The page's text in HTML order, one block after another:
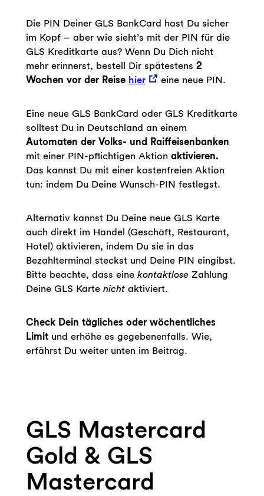
Die PIN Deiner GLS BankCard hast Du sicher
im Kopf – aber wie sieht’s mit der PIN für die
GLS Kreditkarte aus? Wenn Du Dich nicht
mehr erinnerst, bestell Dir spätestens 2
Wochen vor der Reise hier eine neue PIN.
Eine neue GLS BankCard oder GLS Kreditkarte
solltest Du in Deutschland an einem
Automaten der Volks- und Raiffeisenbanken
mit einer PIN-pflichtigen Aktion aktivieren.
Das kannst Du mit einer kostenfreien Aktion
tun: indem Du Deine Wunsch-PIN festlegst.
Alternativ kannst Du Deine neue GLS Karte
auch direkt im Handel (Geschäft, Restaurant,
Hotel) aktivieren, indem Du sie in das
Bezahlterminal steckst und Deine PIN eingibst.
Bitte beachte, dass eine kontaktloseZahlung
Deine GLS Karte nichtaktiviert.
Check Dein tägliches oder wöchentliches
Limitund erhöhe es gegebenenfalls. Wie,
erfährst Du weiter unten im Beitrag.
GLS Mastercard
Gold & GLS
Mastercard